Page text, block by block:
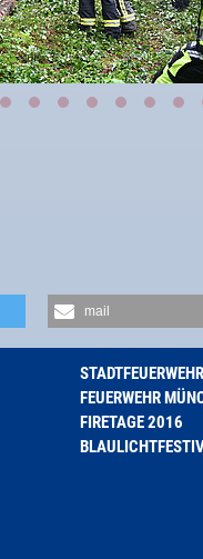
mail
FEUERWEHR
FIRETAGE 2016